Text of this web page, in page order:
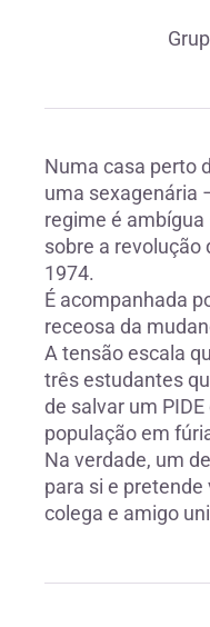
Numa casa perto
uma sexagenária
regime é
sobre a revolução
1974.
É acompanhada
receosa da
A tensão escala
três estudantes
de salvar um
população em
Na verdade, um
para si e
colega e amigo